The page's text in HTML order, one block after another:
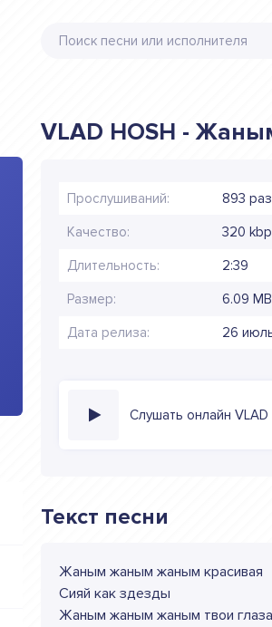
VLAD HOSH -
Прослушиваний: 893
Качество: 320
Длительность: 2:39
Размер: 6.09 MB
Дата релиза: 26
Слушать онлайн
Текст песни
Жаным жаным жаным красивая
Сияй как здезды
Жаным жаным жаным твои глаза